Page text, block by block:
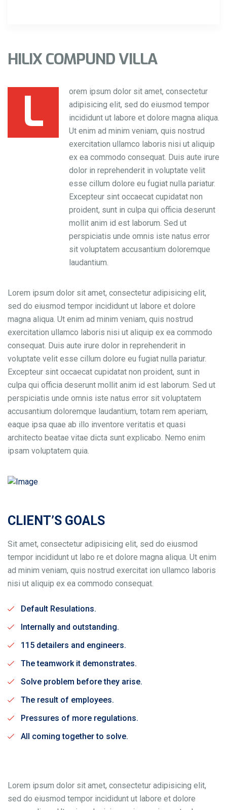
HILIX COMPUND VILLA
L
orem ipsum dolor sit amet, consectetur
adipisicing elit, sed do eiusmod tempor
incididunt ut labore et dolore magna aliqua.
Ut enim ad minim veniam, quis nostrud
exercitation ullamco laboris nisi ut aliquip
ex ea commodo consequat. Duis aute irure
dolor in reprehenderit in voluptate velit
esse cillum dolore eu fugiat nulla pariatur.
Excepteur sint occaecat cupidatat non
proident, sunt in culpa qui officia deserunt
mollit anim id est laborum. Sed ut
perspiciatis unde omnis iste natus error
sit voluptatem accusantium doloremque
laudantium.
Lorem ipsum dolor sit amet, consectetur adipisicing elit,
sed do eiusmod tempor incididunt ut labore et dolore
magna aliqua. Ut enim ad minim veniam, quis nostrud
exercitation ullamco laboris nisi ut aliquip ex ea commodo
consequat. Duis aute irure dolor in reprehenderit in
voluptate velit esse cillum dolore eu fugiat nulla pariatur.
Excepteur sint occaecat cupidatat non proident, sunt in
culpa qui officia deserunt mollit anim id est laborum. Sed ut
perspiciatis unde omnis iste natus error sit voluptatem
accusantium doloremque laudantium, totam rem aperiam,
eaque ipsa quae ab illo inventore veritatis et quasi
architecto beatae vitae dicta sunt explicabo. Nemo enim
ipsam voluptatem quia.
CLIENT’S GOALS
Sit amet, consectetur adipisicing elit, sed do eiusmod
tempor incididunt ut labo re et dolore magna aliqua. Ut enim
ad minim veniam, quis nostrud exercitat ion ullamco laboris
nisi ut aliquip ex ea commodo consequat.
Default Resulations.
Internally and outstanding.
115 detailers and engineers.
The teamwork it demonstrates.
Solve problem before they arise.
The result of employees.
Pressures of more regulations.
All coming together to solve.
Lorem ipsum dolor sit amet, consectetur adipisicing elit,
sed do eiusmod tempor incididunt ut labore et dolore